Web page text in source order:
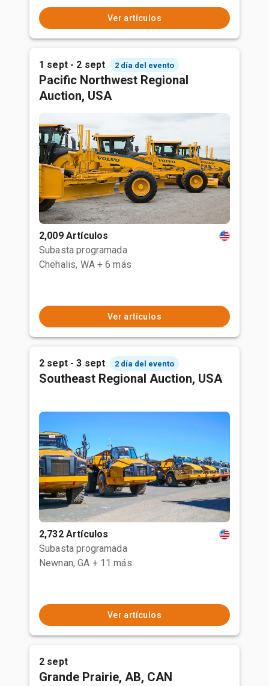
Ver artículos
1 sept - 2 sept 2 día del evento
Pacific Northwest Regional
Auction, USA
2,009 Artículos
Subasta programada
Chehalis, WA + 6 más
Ver artículos
2 sept - 3 sept 2 día del evento
Southeast Regional Auction, USA
2,732 Artículos
Subasta programada
Newnan, GA + 11 más
Ver artículos
2 sept
Grande Prairie, AB, CAN